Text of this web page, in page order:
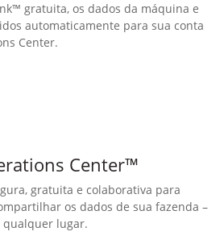
gratuita, os dados da máquina e
automaticamente para sua conta
Center.
Center™
gratuita e colaborativa para
os dados de sua fazenda –
lugar.